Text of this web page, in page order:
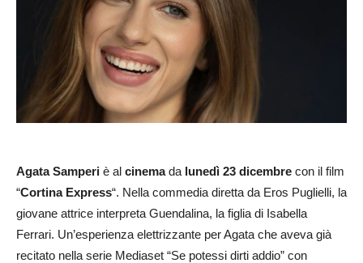
Agata Samperi è al cinemada lunedì 23 dicembre con il film
“Cortina Express“. Nella commedia diretta da Eros Puglielli, la
giovane attrice interpreta Guendalina, la figlia di Isabella
Ferrari. Un’esperienza elettrizzante per Agata che aveva già
recitato nella serie Mediaset “Se potessi dirti addio” con